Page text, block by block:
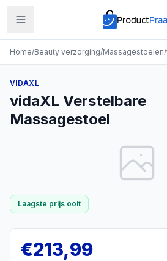
Home/Beauty verzorging/Massagestoelen/
VIDAXL
vidaXL Verstelbare
Massagestoel
Laagste prijs ooit
€213,99